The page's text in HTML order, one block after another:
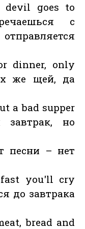
devil goes to
с
dinner, only
же щей, да
a bad supper
но
песни – нет
you'll cry
до завтрака
bread and